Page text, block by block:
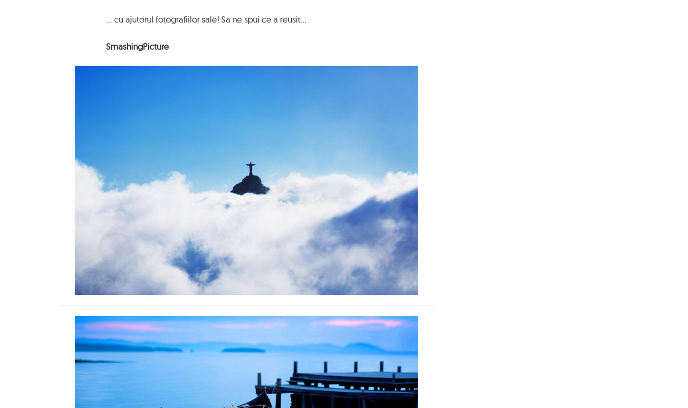
... cu ajutorul fotografiilor sale! Sa ne spui ce a reusit...
SmashingPicture